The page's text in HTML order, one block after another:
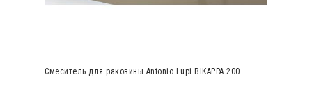
Смеситель для раковины Antonio Lupi BIKAPPA 200